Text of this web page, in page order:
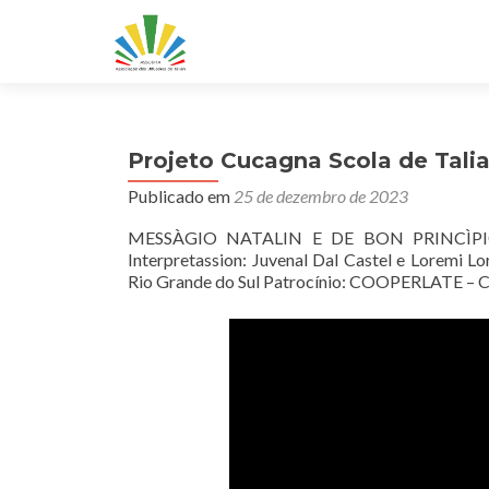
Projeto Cucagna Scola de
Publicado em 25 de dezembro de 2023
MESSÀGIO NATALIN E DE BON
Interpretassion: Juvenal Dal Castel e Loremi
Rio Grande do Sul Patrocínio: COOPERLATE